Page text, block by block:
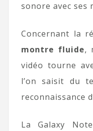
sonore avec ses
Concernant la
montre fluide,
vidéo tourne
l’on saisit du
reconnaissance
La Galaxy